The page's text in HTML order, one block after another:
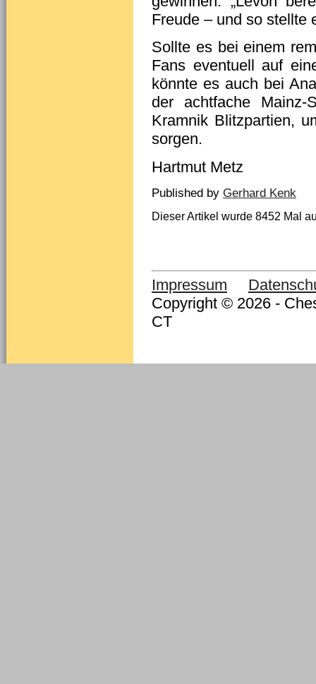
Freude – und so stellte
Sollte es bei einem
Fans eventuell auf
könnte es auch bei
der achtfache Mainz-
Kramnik Blitzpartien,
sorgen.
Hartmut Metz
Published by Gerhard Kenk
Dieser Artikel wurde 8452 Mal
Impressum
Copyright © 2026 -
CT